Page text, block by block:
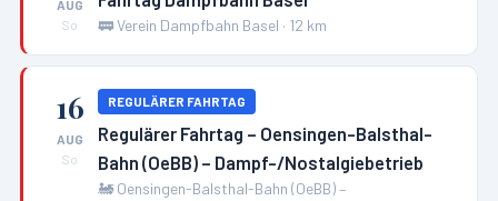
AUG
So
🚃Verein Dampfbahn Basel · 12 km
16
AUG
So
REGULÄRER FAHRTAG
Regulärer Fahrtag – Oensingen-Balsthal-
Bahn (OeBB) – Dampf-/Nostalgiebetrieb
🚂 Oensingen-Balsthal-Bahn (OeBB) –